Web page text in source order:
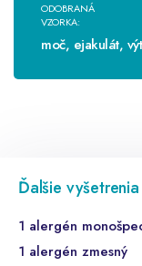
ODOBRANÁ
VZORKA:
moč, ejakulát,
Ďalšie vyšetrenia
1 alergén
1 alergén zmesný